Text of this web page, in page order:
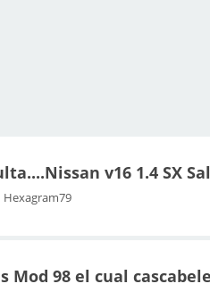
v16 1.4 SX
Hexagram79
Mod 98 el cual